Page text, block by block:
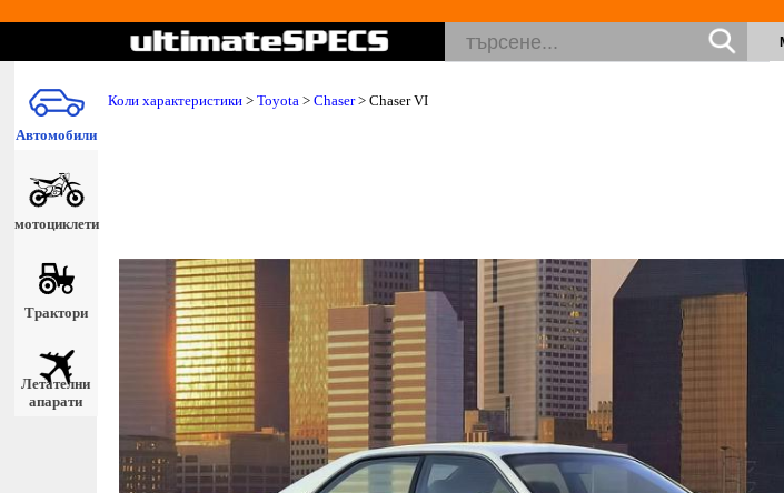
Автомобили
мотоциклети
Трактори
Летателни
апарати
Коли характеристики > Toyota > Chaser> Chaser VI